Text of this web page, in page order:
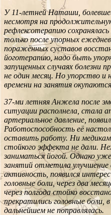
У 11-летней Наташи,
несмотря на
рефлексотерапию
только после упорных
поражённых суставов
йоготерапию, надо быть
запущенных случаях болезни
не один месяц. Но упорство
времени на занятия
37-ми летняя Анжела после
ситуации располнела, стала
артериальное давление,
Работоспособность её
оставить работу. Ни
стойкого эффекта не дали.
заниматься йогой. Однако
занятий отметила улучшение
активность, появился
головные боли, через два
через полгода стойко
прекратились головные боли,
дальнейшем не поправлялась.